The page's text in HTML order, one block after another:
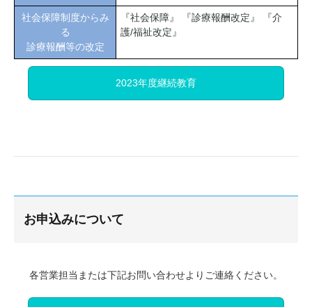
社会保障制度からみ
る
診療報酬等の改定
『社会保障』 『診療報酬改定』 『介
護/福祉改定』
2023年度継続教育
お申込みについて
各営業担当または下記お問い合わせよりご連絡ください。